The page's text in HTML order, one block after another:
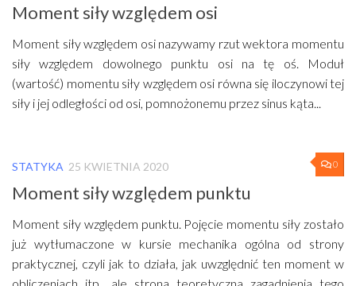
Moment siły względem osi
Moment siły względem osi nazywamy rzut wektora momentu
siły względem dowolnego punktu osi na tę oś. Moduł
(wartość) momentu siły względem osi równa się iloczynowi tej
siły i jej odległości od osi, pomnożonemu przez sinus kąta...
0
STATYKA 25 KWIETNIA 2020
Moment siły względem punktu
Moment siły względem punktu. Pojęcie momentu siły zostało
już wytłumaczone w kursie mechanika ogólna od strony
praktycznej, czyli jak to działa, jak uwzględnić ten moment w